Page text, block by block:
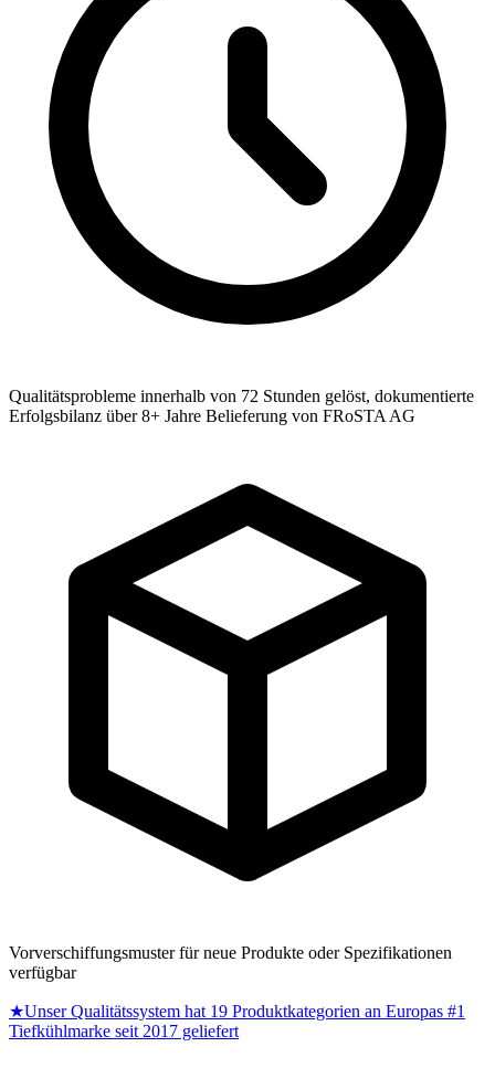
Qualitätsprobleme innerhalb von 72 Stunden gelöst, dokumentierte
Erfolgsbilanz über 8+ Jahre Belieferung von FRoSTA AG
Vorverschiffungsmuster für neue Produkte oder Spezifikationen
verfügbar
★Unser Qualitätssystem hat 19 Produktkategorien an Europas #1
Tiefkühlmarke seit 2017 geliefert